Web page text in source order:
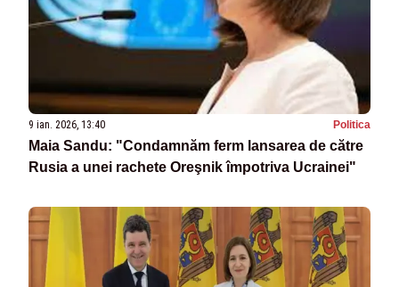
9 ian. 2026, 13:40 Politica
Maia Sandu: "Condamnăm ferm lansarea de către
Rusia a unei rachete Oreşnik împotriva Ucrainei"